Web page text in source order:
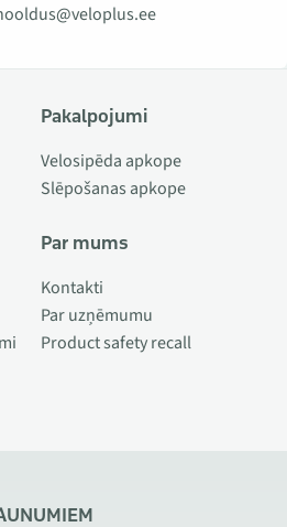
Pakalpojumi
Velosipēda apkope
Slēpošanas apkope
Par mums
Kontakti
Par uzņēmumu
Product safety recall